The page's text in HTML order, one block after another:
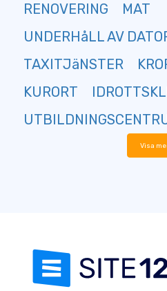
RENOVERING
MAT
UNDERHåLL AV
TAXITJäNSTER
KURORT
Visa